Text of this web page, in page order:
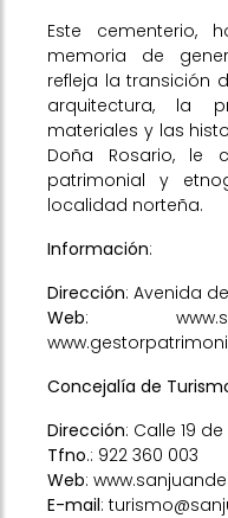
Este cementerio,
memoria de
refleja la transición
arquitectura, la
materiales y las
Doña Rosario, le
patrimonial y
localidad norteña.
Información:
Dirección: Avenida
Web:
Concejalía de
Dirección: Calle 19
Tfno.: 922 360 003
Web:
E-mail: